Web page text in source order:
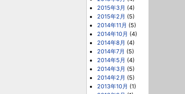
2015年3月 (4)
2015年2月 (5)
2014年11月 (5)
2014年10月 (4)
2014年8月 (4)
2014年7月 (5)
2014年5月 (4)
2014年3月 (5)
2014年2月 (5)
2013年10月 (1)